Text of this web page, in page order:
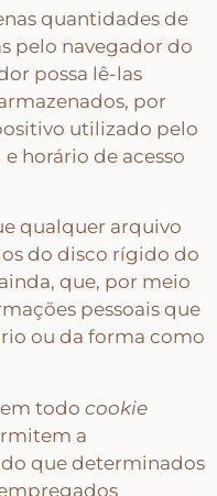
quantidades de
pelo navegador do
possa lê-las
por
utilizado pelo
horário de acesso
qualquer arquivo
do disco rígido do
que, por meio
pessoais que
ou da forma como
todo cookie
a
que determinados